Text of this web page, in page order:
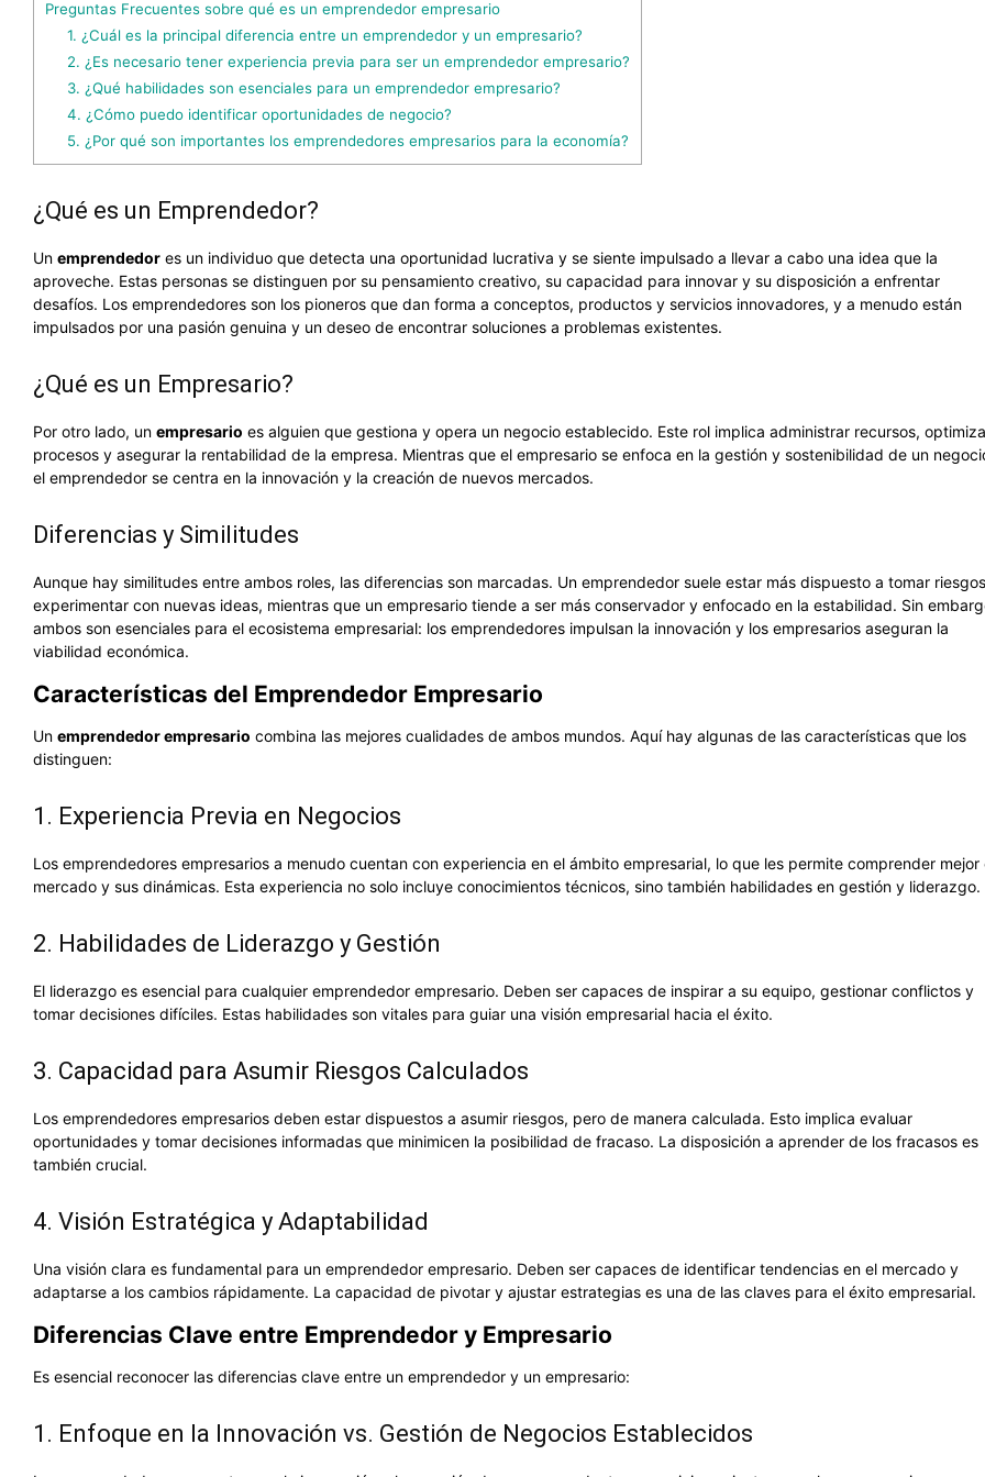
Preguntas Frecuentes sobre qué es un emprendedor empresario
1. ¿Cuál es la principal diferencia entre un emprendedor y un empresario?
2. ¿Es necesario tener experiencia previa para ser un emprendedor empresario?
3. ¿Qué habilidades son esenciales para un emprendedor empresario?
4. ¿Cómo puedo identificar oportunidades de negocio?
5. ¿Por qué son importantes los emprendedores empresarios para la economía?
¿Qué es un Emprendedor?
Un emprendedor es un individuo que detecta una oportunidad lucrativa y se siente impulsado a llevar a cabo una idea que la
aproveche. Estas personas se distinguen por su pensamiento creativo, su capacidad para innovar y su disposición a enfrentar
desafíos. Los emprendedores son los pioneros que dan forma a conceptos, productos y servicios innovadores, y a menudo están
impulsados por una pasión genuina y un deseo de encontrar soluciones a problemas existentes.
¿Qué es un Empresario?
Por otro lado, un empresario es alguien que gestiona y opera un negocio establecido. Este rol implica administrar recursos,
procesos y asegurar la rentabilidad de la empresa. Mientras que el empresario se enfoca en la gestión y sostenibilidad de un
el emprendedor se centra en la innovación y la creación de nuevos mercados.
Diferencias y Similitudes
Aunque hay similitudes entre ambos roles, las diferencias son marcadas. Un emprendedor suele estar más dispuesto a tomar
experimentar con nuevas ideas, mientras que un empresario tiende a ser más conservador y enfocado en la estabilidad. Sin
ambos son esenciales para el ecosistema empresarial: los emprendedores impulsan la innovación y los empresarios aseguran la
viabilidad económica.
Características del Emprendedor Empresario
Un emprendedor empresario combina las mejores cualidades de ambos mundos. Aquí hay algunas de las características que los
distinguen:
1. Experiencia Previa en Negocios
Los emprendedores empresarios a menudo cuentan con experiencia en el ámbito empresarial, lo que les permite comprender mejor
mercado y sus dinámicas. Esta experiencia no solo incluye conocimientos técnicos, sino también habilidades en gestión y liderazgo.
2. Habilidades de Liderazgo y Gestión
El liderazgo es esencial para cualquier emprendedor empresario. Deben ser capaces de inspirar a su equipo, gestionar conflictos y
tomar decisiones difíciles. Estas habilidades son vitales para guiar una visión empresarial hacia el éxito.
3. Capacidad para Asumir Riesgos Calculados
Los emprendedores empresarios deben estar dispuestos a asumir riesgos, pero de manera calculada. Esto implica evaluar
oportunidades y tomar decisiones informadas que minimicen la posibilidad de fracaso. La disposición a aprender de los fracasos es
también crucial.
4. Visión Estratégica y Adaptabilidad
Una visión clara es fundamental para un emprendedor empresario. Deben ser capaces de identificar tendencias en el mercado y
adaptarse a los cambios rápidamente. La capacidad de pivotar y ajustar estrategias es una de las claves para el éxito empresarial.
Diferencias Clave entre Emprendedor y Empresario
Es esencial reconocer las diferencias clave entre un emprendedor y un empresario:
1. Enfoque en la Innovación vs. Gestión de Negocios Establecidos